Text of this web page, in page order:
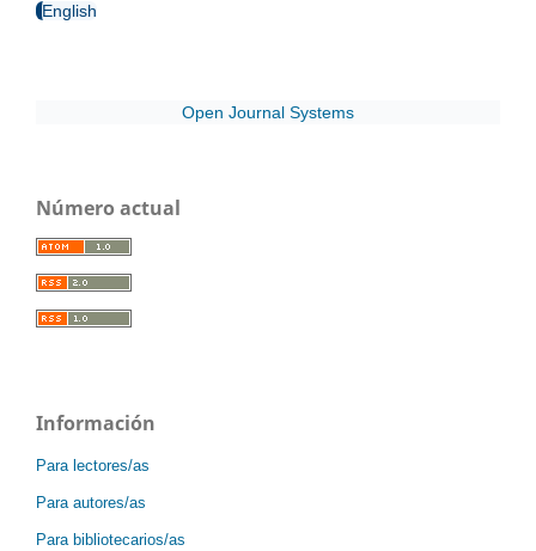
English
Open Journal Systems
Número actual
Información
Para lectores/as
Para autores/as
Para bibliotecarios/as